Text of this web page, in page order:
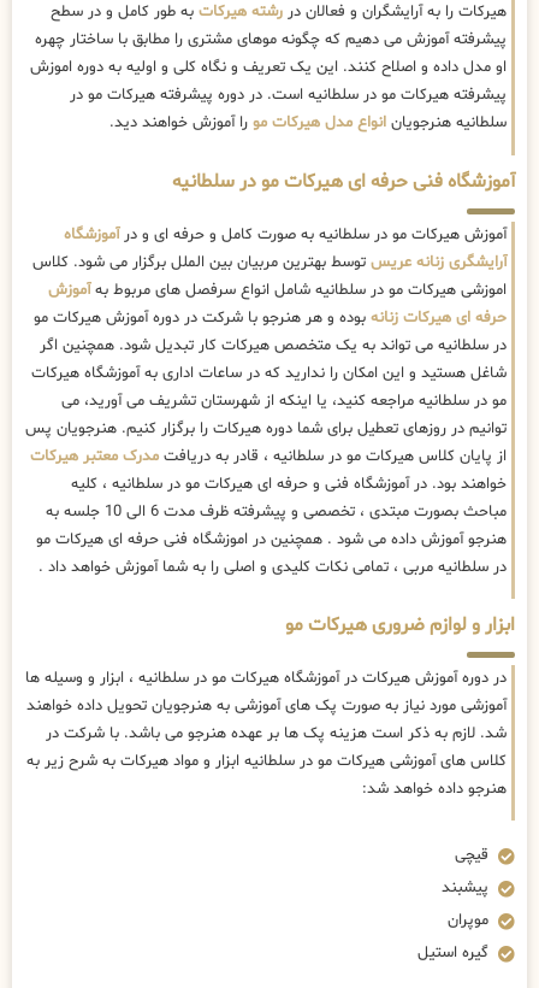
هیرکات را به آرایشگران و فعالان در رشته هیرکات به طور کامل و در سطح
پیشرفته آموزش می دهیم که چگونه موهای مشتری را مطابق با ساختار چهره
او مدل داده و اصلاح کنند. این یک تعریف و نگاه کلی و اولیه به دوره اموزش
پیشرفته هیرکات مو در سلطانیه است. در دوره پیشرفته هیرکات مو در
سلطانیه هنرجویان انواع مدل هیرکات مو را آموزش خواهند دید.
آموزشگاه فنی حرفه ای هیرکات مو در سلطانیه
آموزش هیرکات مو در سلطانیه به صورت کامل و حرفه ای و درآموزشگاه
آرایشگری زنانه عریس توسط بهترین مربیان بین الملل برگزار می شود. کلاس
اموزشی هیرکات مو در سلطانیه شامل انواع سرفصل های مربوط بهآموزش
حرفه ای هیرکات زنانه بوده و هر هنرجو با شرکت در دوره آموزش هیرکات مو
در سلطانیه می تواند به یک متخصص هیرکات کار تبدیل شود. همچنین اگر
شاغل هستید و این امکان را ندارید که در ساعات اداری به آموزشگاه هیرکات
مو در سلطانیه مراجعه کنید، یا اینکه از شهرستان تشریف می آورید، می
توانیم در روزهای تعطیل برای شما دوره هیرکات را برگزار کنیم. هنرجویان پس
از پایان کلاس هیرکات مو در سلطانیه ، قادر به دریافت مدرک معتبر هیرکات
خواهند بود. در آموزشگاه فنی و حرفه ای هیرکات مو در سلطانیه ، کلیه
مباحث بصورت مبتدی ، تخصصی و پیشرفته ظرف مدت 6 الی 10 جلسه به
هنرجو آموزش داده می شود . همچنین در اموزشگاه فنی حرفه ای هیرکات مو
در سلطانیه مربی ، تمامی نکات کلیدی و اصلی را به شما آموزش خواهد داد .
ابزار و لوازم ضروری هیرکات مو
در دوره آموزش هیرکات در آموزشگاه هیرکات مو در سلطانیه ، ابزار و وسیله ها
آموزشی مورد نیاز به صورت پک های آموزشی به هنرجویان تحویل داده خواهند
شد. لازم به ذکر است هزینه پک ها بر عهده هنرجو می باشد. با شرکت در
کلاس های آموزشی هیرکات مو در سلطانیه ابزار و مواد هیرکات به شرح زیر به
هنرجو داده خواهد شد:
قیچی
پیشبند
موپران
گیره استیل